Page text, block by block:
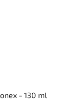
- 130 ml